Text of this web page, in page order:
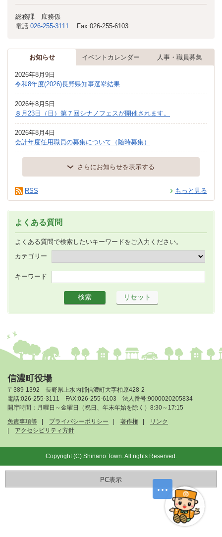
総務課 庶務係
電話:026-255-3111 Fax:026-255-6103
お知らせ イベントカレンダー 人事・職員募集
2026年8月9日
令和8年度(2026)長野県知事選挙結果
2026年8月5日
８月23日（日）第７回シナノフェスが開催されます。
2026年8月4日
会計年度任用職員の募集について（随時募集）
さらにお知らせを表示する
もっと見る
RSS
よくある質問
よくある質問で検索したいキーワードをご入力ください。
カテゴリー
キーワード
信濃町役場
〒389-1392 長野県上水内郡信濃町大字柏原428-2
電話:026-255-3111 FAX:026-255-6103 法人番号:9000020205834
開庁時間：月曜日～金曜日（祝日、年末年始を除く）8:30～17:15
免責事項等
プライバシーポリシー 著作権
リンク
アクセシビリティ方針
Copyright (C) Shinano Town. All rights Reserved.
PC表示